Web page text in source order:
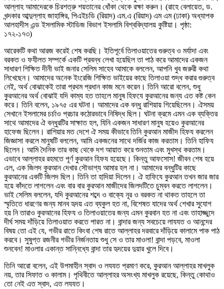
আল্লাহ আমাদেরকে চিরশত্রু শয়তানের ধোঁকা থেকে রক্ষা করুন। (রাহে বেলায়েত, ড.
খন্দকার আব্দুল্লাহ জাহাঙ্গির, পিএইচডি (রিয়াদ) এম.এ (রিয়াদ) এম এম (ঢাকা) অধ্যাপক
আলহাদীস এন্ড ইসলামিক স্টাডিজ বিভাগ ইসলামি বিশ্ববিদ্যালয় কুষ্টিয়া। পৃষ্ঠা:
১৭২-১৭৩)
আরেকটি কথা আরজ করেই শেষ করছি। ইতিপূর্বে তিলাওয়াতের গুরুত্ব ও মর্যাদা এবং
বরকত ও ফযীলত সম্পর্কে একটি প্রবন্ধ লেখা হয়েছিল তা পাঠ করে আমাদের একজন
সাধারণ শিক্ষিত দীনী ভাই জনার সেলিম সাহেব আমাকে বললেন, আপনি খুব জরুরী কথা
লিখেছেন। আমাদের অনেক ইংরেজি শিক্ষিত ভাইয়ের কাছে তিলাওয়া শুদ্ধ করার গুরুত্ব
নেই, অর্থ বোঝাকেই তারা প্রথম প্রধান কাজ মনে করেন। তিনি আরো বলেন, শুধু
কুরআনের অর্থ বোঝাই যদি কাম্য হত তাহলে মানুষ হিফযে কুরআনের জন্য এত কষ্ট কেন
করে। তিনি বলেন, ১৯৭৫ এর ঘটনা। আমাদের এক বন্ধু রাশিয়ায় গিয়েছিলেন। ঐসময়
সেখানে ইসলামের চর্চাও প্রচার কঠোরভাবে নিষিদ্ধ ছিল। ঘটনা ক্রমে এমন এক ব্যক্তির
সাথে আমাদের ঐ বন্ধুরটির সাক্ষাত হল, যিনি একজন সাধারণ মানুষ হয়েও কুরআনের
হাফেজ ছিলেন। রাশিয়ার মত দেশে ঐ সময় কীভাবে তিনি কুরআন মাজীদ হিফয করলেন
জিজ্ঞাসা করলে মানুষটি বললেন, আমি একজনের সাথে দর্জির কাজ করতাম। তিনি হাফিয
ছিলেন। আমি দৈনিক তার কাছ থেকে দশ আয়াত করে শুনতাম এবং মুখস্থ করতাম।
এভাবে আল্লাহর রহমতে পূর্ণ কুরআন হিফয হয়েছে। কিন্তু আফসোস! জীবন শেষ হয়ে
এল, এক জিলদ কুরআন দেখার সৌভাগ্য আমার হল না। আমাদের বন্ধুটির কাছে
কুরআনের একটি জিলদ ছিল। তিনি তা হাদিয়া দিলেন। ঐ হাফিযে কুরআন তখন জার জার
হয়ে কাঁদতে লাগলেন এবং বার বার কুরআন মাজীদের জিলদটিতে চুম্বন করতে লাগলেন।
ভাই সেলিম বললেন, যদি কুরআনের শব্দে ও বাক্যে নূর ও বরকত না থাকত তাহলে তা
স্মৃতিতে ধারণের জন্য মানব হৃদয় এত ব্যকুল হত না, বিশেষত যাদের অর্থ শেখার সুযোগ
হয় নি তারাও কুরআনের হিফয ও তিলাওয়াতের জন্য এমন কুরবান হত না এবং তাহাজ্জুদে
দীর্ঘ সময় দাঁড়িয়ে তিলাওয়াত করতে পারত না। বান্দার জন্য সবচেয়ে লাযযত ও আনন্দের
বিষয় তো এই যে, গভীর রাতে কিংবা শেষ রাতে আল্লাহর দরবারে দাঁড়িয়ে কালামে পাক পাঠ
করবে। সুষুপ্ত রজনীর গভীর নির্জনতায় শুধু সে ও তার মাওলা! বান্দা পড়বে, মাওলা
শুনবেন! মাওলার একান্ত সান্নিধ্যে বান্দা তার হৃদয়ের দুয়ার খুলে দিবে।
তিনি আরো বলেন, এই উপমাহীন স্বাদ ও লযযত প্রমাণ করে, কুরআন আল্লাহর মাখলুক
নয়, তার সিফাত ও কালাম। পৃথিবীতে আল্লাহর অসংখ্য মাখলুক রয়েছে, কিন্তু কোথাও
তো নেই এত স্বাদ, এত লযযত।